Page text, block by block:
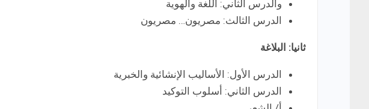
والدرس الثاني: اللغة والهوية
الدرس الثالث: مصريون… مصريون
ثانيا: البلاغة
الدرس الأول: الأساليب الإنشائية والخبرية
الدرس الثاني: أسلوب التوكيد